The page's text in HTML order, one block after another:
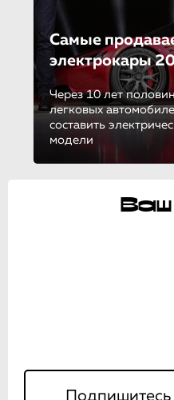
Самые
электрокары
Через 10 лет
легковых
составить
модели
Ваш